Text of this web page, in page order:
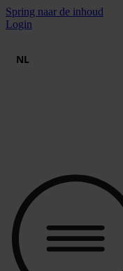
Spring naar de inhoud
Login
NL